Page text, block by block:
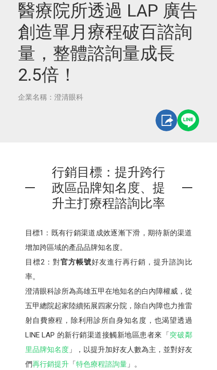
醫療院所透過 LAP 廣告
創造單月療程破百諮詢
量，整體諮詢量成長
2.5倍！
企業名稱：澄清眼科
行銷目標：提升跨行
政區品牌知名度、提
升主打療程諮詢比率
目標1：既有行銷渠道成效逐漸下滑，期待新的渠道
增加跨區域的產品品牌知名度。
目標2：對官方帳號好友進行再行銷，提升諮詢比
率。
澄清眼科診所為高雄五甲在地知名的白內障權威，從
五甲總院起家陸續拓展四家分院，除白內障也力推雷
射自費療程，除利用診所自身知名度，也渴望透過
LINE LAP 的新行銷渠道接觸新地區患者來「突破鄰
里品牌知名度」，以提升加好友人數為主，並對好友
們再行銷提升「特色療程諮詢量」。